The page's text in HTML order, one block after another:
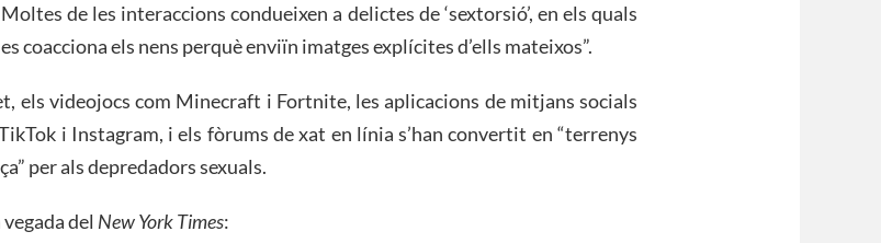
Moltes de les interaccions condueixen a delictes de ‘sextorsió’, en els quals
es coacciona els nens perquè enviïn imatges explícites d’ells mateixos”.
els videojocs com Minecraft i Fortnite, les aplicacions de mitjans socials
i Instagram, i els fòrums de xat en línia s’han convertit en “terrenys
per als depredadors sexuals.
del New York Times: